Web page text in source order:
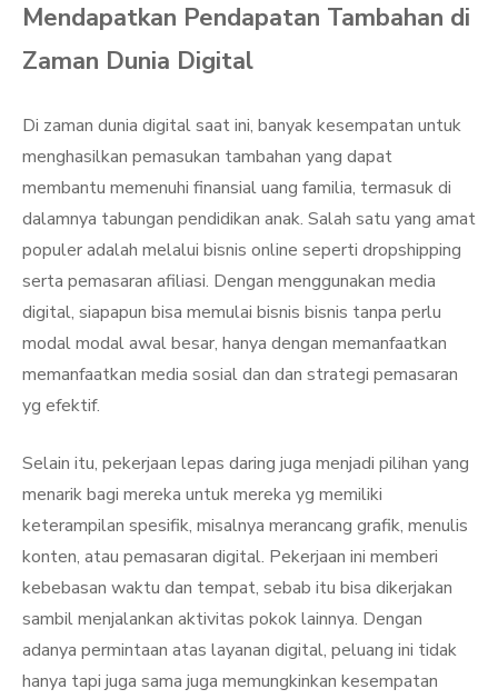
Mendapatkan Pendapatan Tambahan di
Zaman Dunia Digital
Di zaman dunia digital saat ini, banyak kesempatan untuk
menghasilkan pemasukan tambahan yang dapat
membantu memenuhi finansial uang familia, termasuk di
dalamnya tabungan pendidikan anak. Salah satu yang amat
populer adalah melalui bisnis online seperti dropshipping
serta pemasaran afiliasi. Dengan menggunakan media
digital, siapapun bisa memulai bisnis bisnis tanpa perlu
modal modal awal besar, hanya dengan memanfaatkan
memanfaatkan media sosial dan dan strategi pemasaran
yg efektif.
Selain itu, pekerjaan lepas daring juga menjadi pilihan yang
menarik bagi mereka untuk mereka yg memiliki
keterampilan spesifik, misalnya merancang grafik, menulis
konten, atau pemasaran digital. Pekerjaan ini memberi
kebebasan waktu dan tempat, sebab itu bisa dikerjakan
sambil menjalankan aktivitas pokok lainnya. Dengan
adanya permintaan atas layanan digital, peluang ini tidak
hanya tapi juga sama juga memungkinkan kesempatan